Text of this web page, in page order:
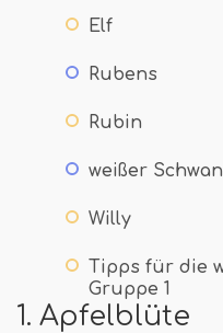
Elf
Rubens
Rubin
weißer Schwan
Willy
Tipps für die
Gruppe 1
1. Apfelblüte